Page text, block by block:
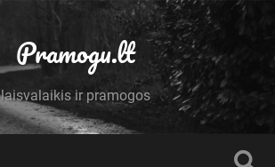
Pramogu.lt
laisvalaikis ir pramogos